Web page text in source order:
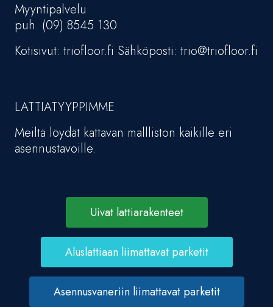
Myyntipalvelu
puh. (09) 8545 130
Kotisivut: triofloor.fi Sähköposti: trio@triofloor.fi
LATTIATYYPPIMME
Meiltä löydät kattavan mallliston kaikille eri
asennustavoille.
Uivat lattiarakenteet
Aluslattiaan liimattavat parketit
Asennusvaneriin liimattavat parketit